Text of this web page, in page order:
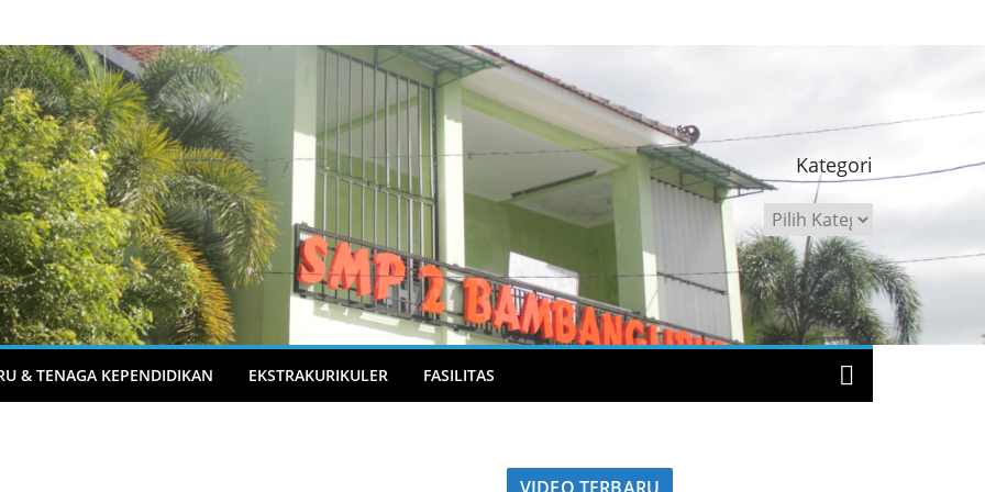
Kategori
Kategori
& TENAGA KEPENDIDIKAN EKSTRAKURIKULER FASILITAS